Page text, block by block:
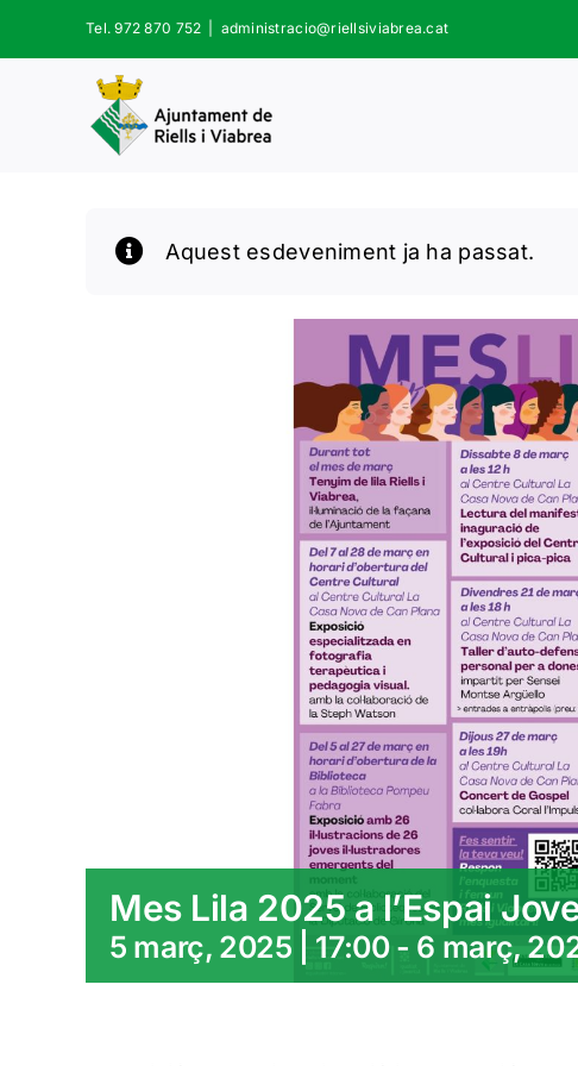
Tel. 972 870 752 administracio@riellsiviabrea.cat
Aquest esdeveniment ja ha passat.
Mes Lila 2025 a l’Espai
5 març, 2025 | 17:00- 6 març,